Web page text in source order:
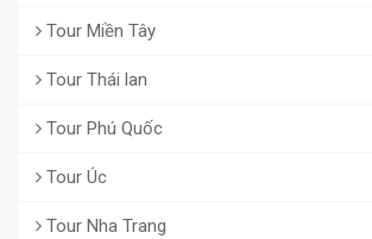
Tour Miền Tây
Tour Thái lan
Tour Phú Quốc
Tour Úc
Tour Nha Trang